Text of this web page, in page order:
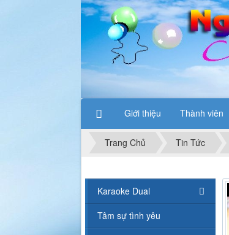
Giới thiệu Thành viên
Trang Chủ Tin Tức
Karaoke Dual
Tâm sự tình yêu